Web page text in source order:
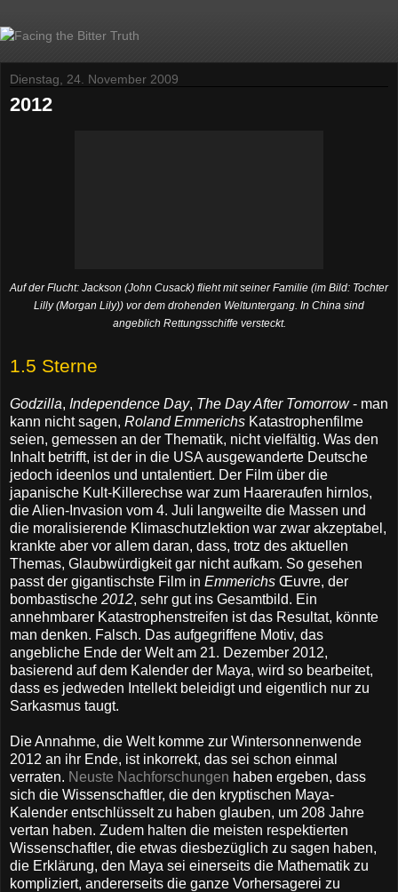
Dienstag, 24. November 2009
2012
Auf der Flucht: Jackson (John Cusack) flieht mit seiner Familie (im Bild: Tochter
Lilly (Morgan Lily)) vor dem drohenden Weltuntergang. In China sind
angeblich Rettungsschiffe versteckt.
1.5 Sterne
Godzilla, Independence Day, The Day After Tomorrow- man
kann nicht sagen, Roland Emmerichs Katastrophenfilme
seien, gemessen an der Thematik, nicht vielfältig. Was den
Inhalt betrifft, ist der in die USA ausgewanderte Deutsche
jedoch ideenlos und untalentiert. Der Film über die
japanische Kult-Killerechse war zum Haareraufen hirnlos,
die Alien-Invasion vom 4. Juli langweilte die Massen und
die moralisierende Klimaschutzlektion war zwar akzeptabel,
krankte aber vor allem daran, dass, trotz des aktuellen
Themas, Glaubwürdigkeit gar nicht aufkam. So gesehen
passt der gigantischste Film in Emmerichs Œuvre, der
bombastische 2012, sehr gut ins Gesamtbild. Ein
annehmbarer Katastrophenstreifen ist das Resultat, könnte
man denken. Falsch. Das aufgegriffene Motiv, das
angebliche Ende der Welt am 21. Dezember 2012,
basierend auf dem Kalender der Maya, wird so bearbeitet,
dass es jedweden Intellekt beleidigt und eigentlich nur zu
Sarkasmus taugt.
Die Annahme, die Welt komme zur Wintersonnenwende
2012 an ihr Ende, ist inkorrekt, das sei schon einmal
verraten. Neuste Nachforschungen haben ergeben, dass
sich die Wissenschaftler, die den kryptischen Maya-
Kalender entschlüsselt zu haben glauben, um 208 Jahre
vertan haben. Zudem halten die meisten respektierten
Wissenschaftler, die etwas diesbezüglich zu sagen haben,
die Erklärung, den Maya sei einerseits die Mathematik zu
kompliziert, andererseits die ganze Vorhersagerei zu